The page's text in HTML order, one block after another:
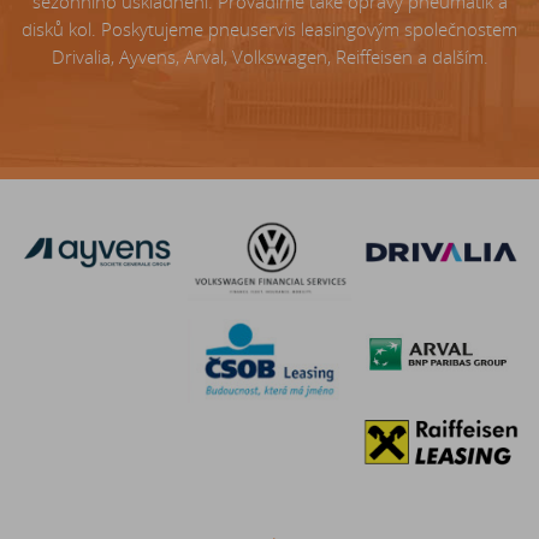
disků kol. Poskytujeme pneuservis leasingovým společnostem
Drivalia, Ayvens, Arval, Volkswagen, Reiffeisen a dalším.